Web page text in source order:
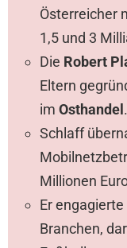
Österreicher
1,5 und 3
Die Robert
Eltern
im Osthandel .
Schlaff
Millionen
Er
Branchen,